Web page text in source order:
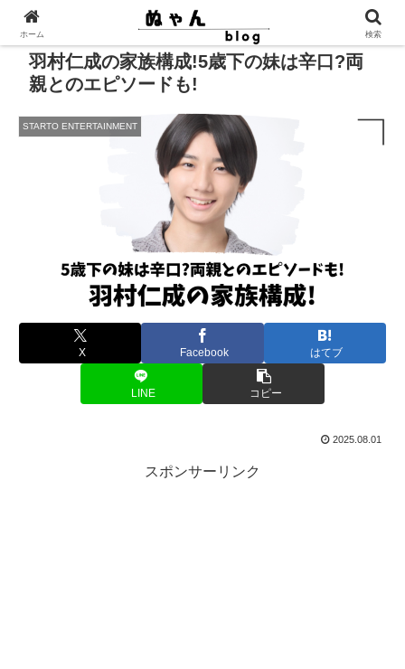
羽村仁成の家族構成!5歳下の妹は辛口?両
親とのエピソードも!
STARTO ENTERTAINMENT
X Facebook はてブ
LINE コピー
2025.08.01
スポンサーリンク
ホーム 検索